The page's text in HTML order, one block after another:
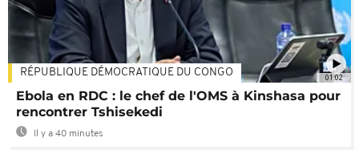
01:02
RÉPUBLIQUE DÉMOCRATIQUE DU CONGO
Ebola en RDC : le chef de l'OMS à Kinshasa pour
rencontrer Tshisekedi
Il y a 40 minutes